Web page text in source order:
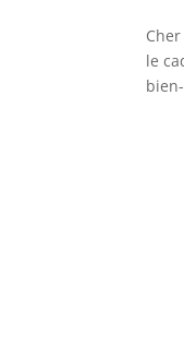
le